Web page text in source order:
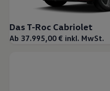
Das T-Roc Cabriolet
Ab 37.995,00 € inkl. MwSt.